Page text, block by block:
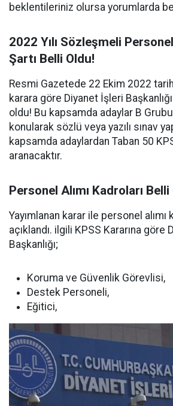
beklentileriniz olursa yorumlarda
2022 Yılı Sözleşmeli
Şartı Belli Oldu!
Resmi Gazetede 22 Ekim 2022
karara göre Diyanet İşleri
oldu! Bu kapsamda adaylar B Grubu
konularak sözlü veya yazılı sınav
kapsamda adaylardan Taban 50
aranacaktır.
Personel Alımı Kadroları Belli
Yayımlanan karar ile personel alımı
açıklandı. ilgili KPSS Kararına göre
Başkanlığı;
Koruma ve Güvenlik Görevlisi,
Destek Personeli,
Eğitici,